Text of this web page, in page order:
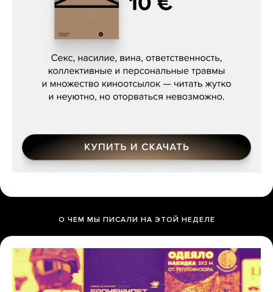
Сергей Кузнецов, «Мясорубка
О ЧЕМ МЫ ПИСАЛИ НА ЭТОЙ НЕДЕЛЕ